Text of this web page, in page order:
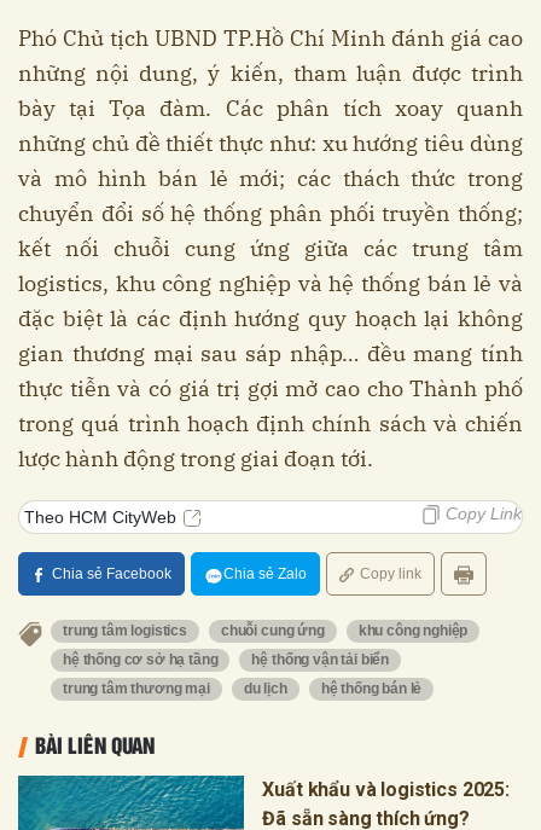
Phó Chủ tịch UBND TP.Hồ Chí Minh đánh giá cao
những nội dung, ý kiến, tham luận được trình
bày tại Tọa đàm. Các phân tích xoay quanh
những chủ đề thiết thực như: xu hướng tiêu dùng
và mô hình bán lẻ mới; các thách thức trong
chuyển đổi số hệ thống phân phối truyền thống;
kết nối chuỗi cung ứng giữa các trung tâm
logistics, khu công nghiệp và hệ thống bán lẻ và
đặc biệt là các định hướng quy hoạch lại không
gian thương mại sau sáp nhập… đều mang tính
thực tiễn và có giá trị gợi mở cao cho Thành phố
trong quá trình hoạch định chính sách và chiến
lược hành động trong giai đoạn tới.
Theo HCM CityWeb Copy Link
Chia sẻ Facebook Chia sẻ Zalo Copy link
trung tâm logistics chuỗi cung ứng
khu công nghiệp
hệ thống cơ sở hạ tầng
hệ thống vận tải biển
trung tâm thương mại
du lịch hệ thống bán lẻ
BÀI LIÊN QUAN
Xuất khẩu và logistics 2025:
Đã sẵn sàng thích ứng?